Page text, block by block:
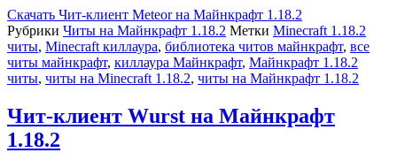
Скачать Чит-клиент Meteor на Майнкрафт 1.18.2
Рубрики Читы на Майнкрафт 1.18.2 Метки Minecraft 1.18.2
читы, Minecraft киллаура, библиотека читов майнкрафт, все
читы майнкрафт, киллаура Майнкрафт, Майнкрафт 1.18.2
читы, читы на Minecraft 1.18.2, читы на Майнкрафт 1.18.2
Чит-клиент Wurst на Майнкрафт
1.18.2